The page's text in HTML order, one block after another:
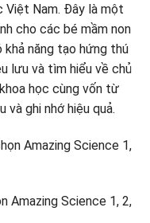
Việt Nam. Đây là một
cho các bé mầm non
năng tạo hứng thú
lưu và tìm hiểu về chủ
học cùng vốn từ
ghi nhớ hiệu quả.
Amazing Science 1, 2,